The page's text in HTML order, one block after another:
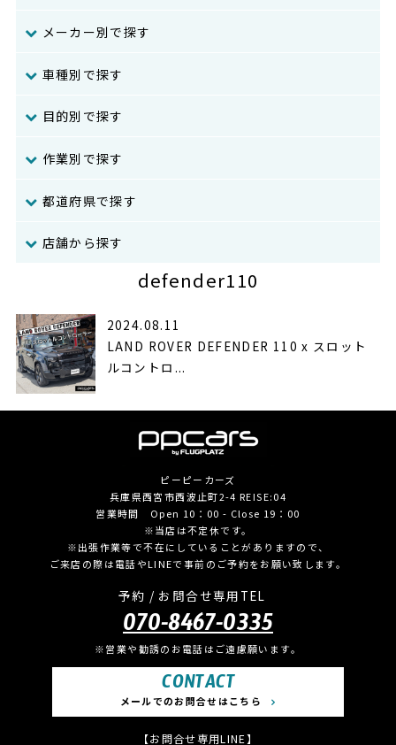
メーカー別で探す
車種別で探す
目的別で探す
作業別で探す
都道府県で探す
店舗から探す
defender110
2024.08.11
LAND ROVER DEFENDER 110 x スロット
ルコントロ...
ピーピーカーズ
兵庫県西宮市西波止町2-4 REISE:04
営業時間 Open 10：00 - Close 19：00
※当店は不定休です。
※出張作業等で不在にしていることがありますので、
ご来店の際は電話やLINEで事前のご予約をお願い致します。
予約 / お問合せ専用TEL
070-8467-0335
※営業や勧誘のお電話はご遠慮願います。
CONTACT
メールでのお問合せはこちら
【お問合せ専用LINE】